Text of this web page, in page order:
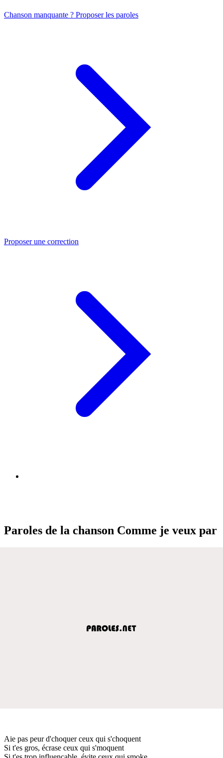
Chanson manquante ? Proposer les paroles
Proposer une correction
Paroles de la chanson Comme je veux par
Aie pas peur d'choquer ceux qui s'choquent
Si t'es gros, écrase ceux qui s'moquent